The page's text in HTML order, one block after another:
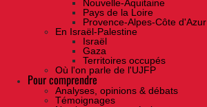
Nouvelle-Aquitaine
Pays de la Loire
Provence-Alpes-Côte d'Azur
En Israël-Palestine
Israël
Gaza
Territoires occupés
Où l'on parle de l'UJFP
Pour comprendre
Analyses, opinions & débats
Témoignages